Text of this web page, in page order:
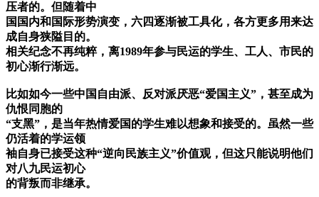
压者的。但随着中
国国内和国际形势演变，六四逐渐被工具化，各方更多用来达
成自身狭隘目的。
相关纪念不再纯粹，离1989年参与民运的学生、工人、市民的
初心渐行渐远。
比如如今一些中国自由派、反对派厌恶“爱国主义”，甚至成为
仇恨同胞的
“支黑”，是当年热情爱国的学生难以想象和接受的。虽然一些
仍活着的学运领
袖自身已接受这种“逆向民族主义”价值观，但这只能说明他们
对八九民运初心
的背叛而非继承。